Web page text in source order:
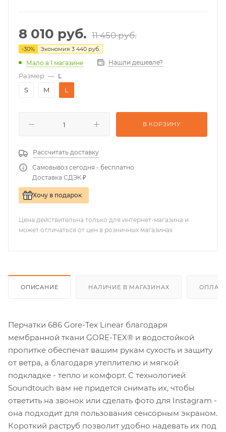
8 010 руб. 11 450руб.
-30% Экономия 3 440 руб.
Мало в 1 магазине Нашли дешевле?
Размер — L
S
M L
В КОРЗИНУ
Рассчитать доставку
Самовывоз сегодня - бесплатно
Доставка СДЭК ₽
Хочу в подарок
Цена действительна только для интернет-магазина и
может отличаться от цен в розничных магазинах
ОПИСАНИЕ НАЛИЧИЕ В МАГАЗИНАХ
Перчатки 686 Gore-Tex Linear благодаря
мембранной ткани GORE-TEX® и водостойкой
пропитке обеспечат вашим рукам сухость и защиту
от ветра, а благодаря утеплителю и мягкой
подкладке - тепло и комфорт. С технологией
Soundtouch вам не придется снимать их, чтобы
ответить на звонок или сделать фото для Instagram -
она подходит для пользования сенсорным экраном.
Короткий раструб позволит удобно надевать их под